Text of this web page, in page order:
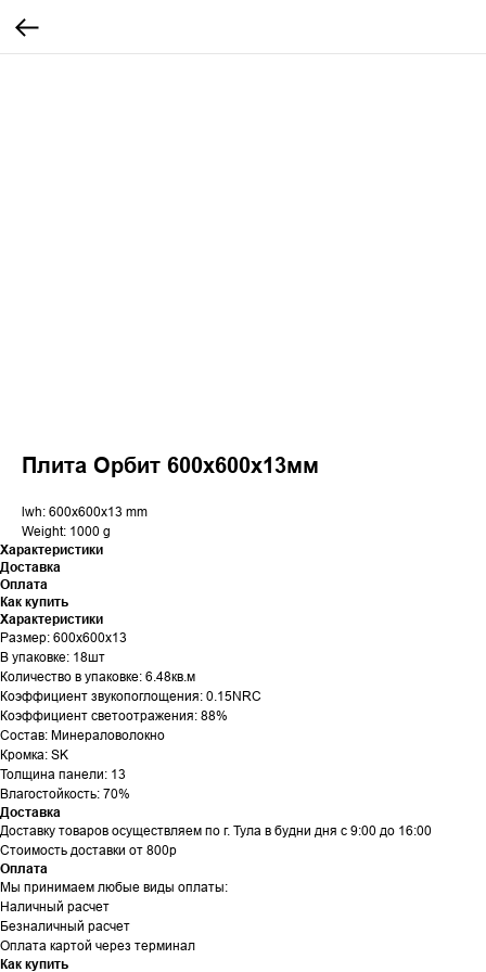
Плита Орбит 600х600х13мм
lwh: 600x600x13 mm
Weight: 1000 g
Характеристики
Доставка
Оплата
Как купить
Характеристики
Размер: 600x600x13
В упаковке: 18шт
Количество в упаковке: 6.48кв.м
Коэффициент звукопоглощения: 0.15NRC
Коэффициент светоотражения: 88%
Состав: Минераловолокно
Кромка: SK
Толщина панели: 13
Влагостойкость: 70%
Доставка
Доставку товаров осуществляем по г. Тула в будни дня с 9:00 до 16:00
Стоимость доставки от 800р
Оплата
Мы принимаем любые виды оплаты:
Наличный расчет
Безналичный расчет
Оплата картой через терминал
Как купить